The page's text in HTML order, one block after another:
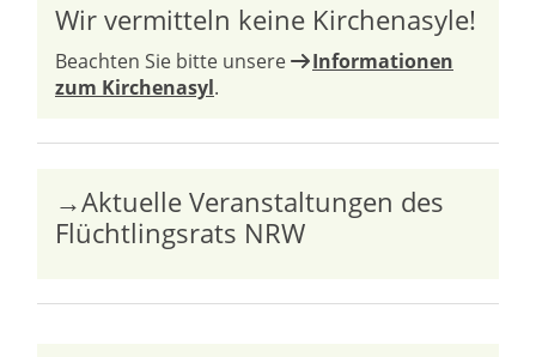
Wir vermitteln keine Kirchenasyle!
Beachten Sie bitte unsere
Informationen
zum Kirchenasyl.
→Aktuelle Veranstaltungen des
Flüchtlingsrats NRW